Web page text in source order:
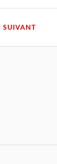
SUIVANT